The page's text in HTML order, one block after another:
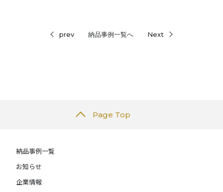
prev 納品事例一覧へ Next
Page Top
納品事例一覧
お知らせ
企業情報